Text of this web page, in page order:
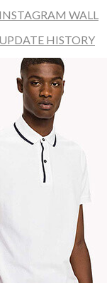
INSTAGRAM WALL
UPDATE HISTORY